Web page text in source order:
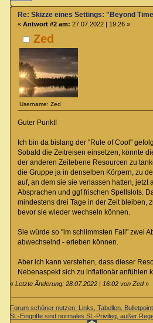
Zed
Username: Zed
Re: Skizze eines Settings: "Beyond
« Antwort #2 am: 27.07.2022 | 19:26 »
Guter Punkt!
Ich bin da bislang der "Rule of Cool"
Sobald die Zeitreisen einsetzen, könnte
der anderen Zeitebene Resourcen zu
die Gruppe ja in denselben Körpern, zu
auf, an dem sie sie verlassen hatten, jetzt
Absprachen und ggf frischen Spellslots.
mindestens drei Tage in der Zeit bleiben,
bevor sie wieder wechseln können.
Sie würde so "im schlimmsten Fall" zwei
abwechselnd - erleben können.
Aber ich kann verstehen, dass dieser
Nebenaspekt sich zu inflationär anfühlen
«Letzte Änderung: 28.07.2022 | 16:02 von Zed»
Forum schöner nutzen: Links, Tabellen,
SL-Eingriffe sind normales SL-Privileg, außer